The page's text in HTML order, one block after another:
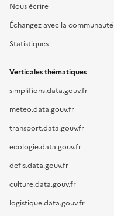
Nous écrire
Échangez avec la communauté
Statistiques
Verticales thématiques
simplifions.data.gouv.fr
meteo.data.gouv.fr
transport.data.gouv.fr
ecologie.data.gouv.fr
defis.data.gouv.fr
culture.data.gouv.fr
logistique.data.gouv.fr